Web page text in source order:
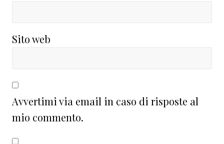
Sito web
Avvertimi via email in caso di risposte al
mio commento.